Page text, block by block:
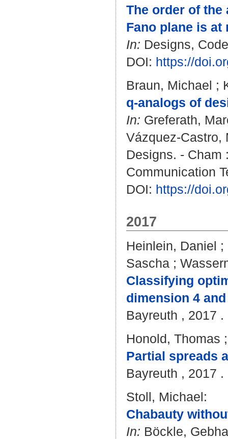
The order of the
Fano plane is at
In: Designs,
DOI: https://
Braun, Michael ;
q-analogs of
In: Greferath,
Vázquez-Castro,
Designs. - Cham
Communication
DOI: https://
2017
Heinlein, Daniel ;
Sascha ;
Classifying
dimension 4
Bayreuth , 2017 .
Honold, Thomas
Partial spreads
Bayreuth , 2017 .
Stoll, Michael:
Chabauty
In: Böckle,